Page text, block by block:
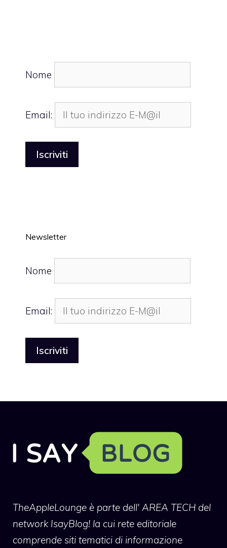
Nome
Email:
Newsletter
Nome
Email:
TheAppleLounge è parte dell' AREA TECH del
network IsayBlog! la cui rete editoriale
comprende siti tematici di informazione